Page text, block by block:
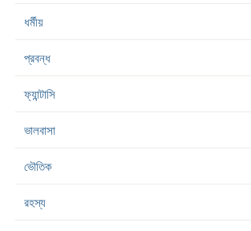
ধর্মীয়
প্রবন্ধ
ফ্যান্টাসি
ভালবাসা
ভৌতিক
রহস্য